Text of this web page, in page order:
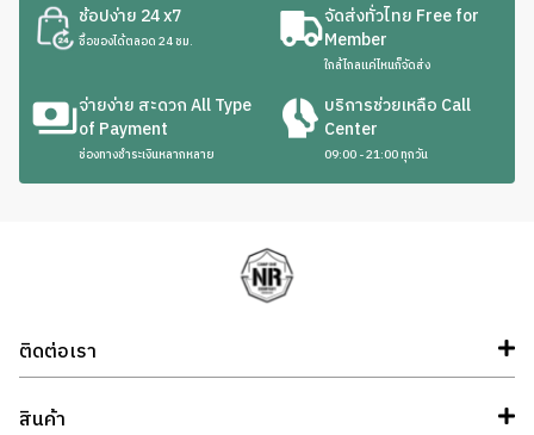
ช้อปง่าย 24 x7
ซื้อของได้ตลอด 24 ชม.
จัดส่งทั่วไทย Free for
Member
ใกล้ไกลแค่ไหนก็จัดส่ง
จ่ายง่าย สะดวก All Type
of Payment
ช่องทางชำระเงินหลากหลาย
บริการช่วยเหลือ Call
Center
09:00 - 21:00 ทุกวัน
ติดต่อเรา
สินค้า